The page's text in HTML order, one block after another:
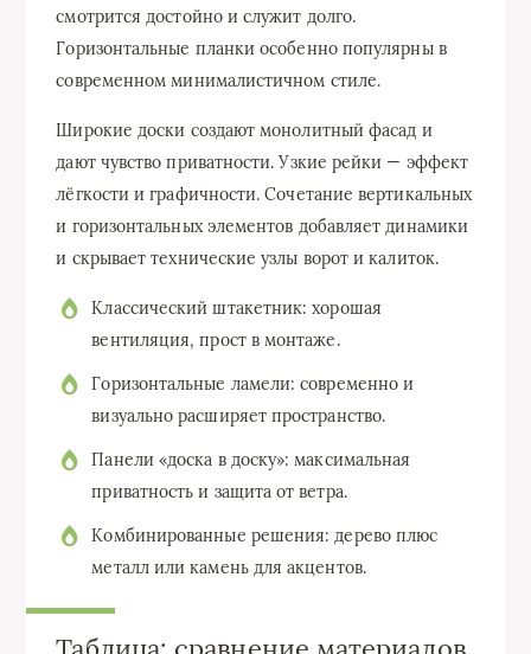
смотрится достойно и служит долго.
Горизонтальные планки особенно популярны в
современном минималистичном стиле.
Широкие доски создают монолитный фасад и
дают чувство приватности. Узкие рейки — эффект
лёгкости и графичности. Сочетание вертикальных
и горизонтальных элементов добавляет динамики
и скрывает технические узлы ворот и калиток.
Классический штакетник: хорошая
вентиляция, прост в монтаже.
Горизонтальные ламели: современно и
визуально расширяет пространство.
Панели «доска в доску»: максимальная
приватность и защита от ветра.
Комбинированные решения: дерево плюс
металл или камень для акцентов.